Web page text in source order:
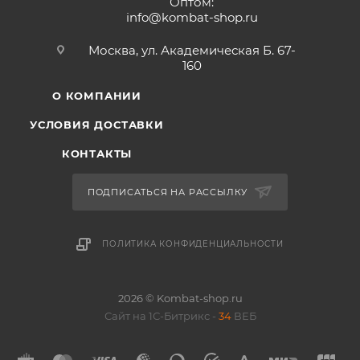
info@kombat-shop.ru
Москва, ул. Академическая Б. 67-
160
О КОМПАНИИ
УСЛОВИЯ ДОСТАВКИ
КОНТАКТЫ
ПОДПИСАТЬСЯ НА РАССЫЛКУ
ПОЛИТИКА КОНФИДЕНЦИАЛЬНОСТИ
2026 © Kombat-shop.ru
Сайт на 1С-Битрикс - 34 ВЕБ